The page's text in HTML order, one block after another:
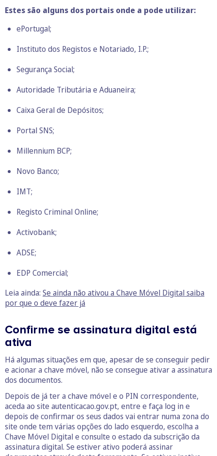
Estes são alguns dos portais onde a pode utilizar:
ePortugal;
Instituto dos Registos e Notariado, I.P.;
Segurança Social;
Autoridade Tributária e Aduaneira;
Caixa Geral de Depósitos;
Portal SNS;
Millennium BCP;
Novo Banco;
IMT;
Registo Criminal Online;
Activobank;
ADSE;
EDP Comercial;
Leia ainda: Se ainda não ativou a Chave Móvel Digital saiba
por que o deve fazer já
Confirme se assinatura digital está
ativa
Há algumas situações em que, apesar de se conseguir pedir
e acionar a chave móvel, não se consegue ativar a assinatura
dos documentos.
Depois de já ter a chave móvel e o PIN correspondente,
aceda ao site autenticacao.gov.pt, entre e faça log in e
depois de confirmar os seus dados vai entrar numa zona do
site onde tem várias opções do lado esquerdo, escolha a
Chave Móvel Digital e consulte o estado da subscrição da
assinatura digital. Se estiver ativo poderá assinar